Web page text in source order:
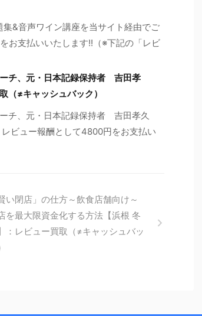
&音声ワイン講座を当サイト経由でご
お支払いいたします!!（※下記の「レビ
チ、元・日本記録保持者 吉田孝
≠キャッシュバック）
ーチ、元・日本記録保持者 吉田孝久
ビュー報酬として4800円をお支払い
賢い閉店」の仕方～飲食店舗向け～
を最大限資金化する方法【浜根 冬
：レビュー買取（≠キャッシュバッ